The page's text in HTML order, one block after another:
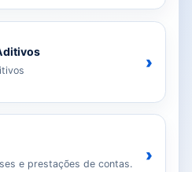
›
e prestações de contas. ›